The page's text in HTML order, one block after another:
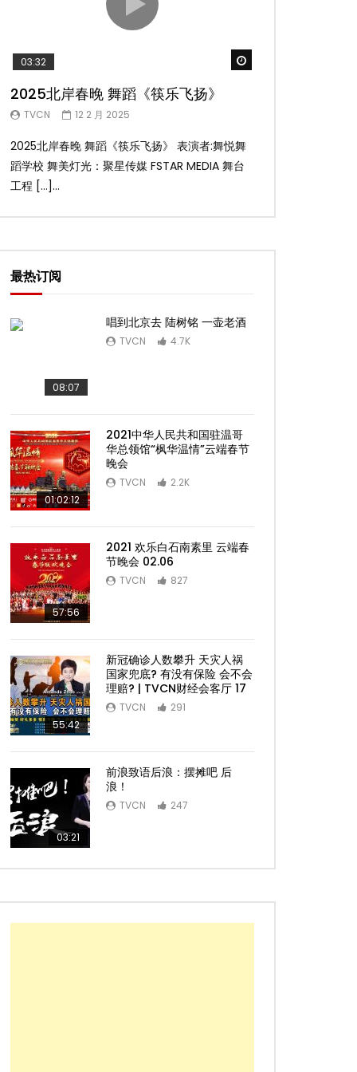
03:32
2025北岸春晚 舞蹈《筷乐飞扬》
TVCN 12 2 月 2025
2025北岸春晚 舞蹈《筷乐飞扬》 表演者:舞悦舞
蹈学校 舞美灯光：聚星传媒 FSTAR MEDIA 舞台
工程 […]...
最热订阅
08:07
唱到北京去 陆树铭 一壶老酒
TVCN 4.7K
01:02:12
2021中华人民共和国驻温哥
华总领馆“枫华温情”云端春节
晚会
TVCN 2.2K
57:56
2021 欢乐白石南素里 云端春
节晚会 02.06
TVCN 827
55:42
新冠确诊人数攀升 天灾人祸
国家兜底? 有没有保险 会不会
理赔? | TVCN财经会客厅 17
TVCN 291
03:21
前浪致语后浪：摆摊吧 后
浪！
TVCN 247